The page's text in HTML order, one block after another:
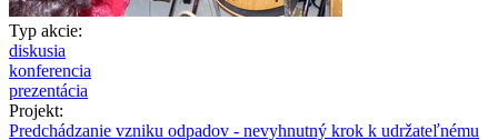
Typ akcie:
diskusia
konferencia
prezentácia
Projekt:
Predchádzanie vzniku odpadov - nevyhnutný krok k udržateľnému